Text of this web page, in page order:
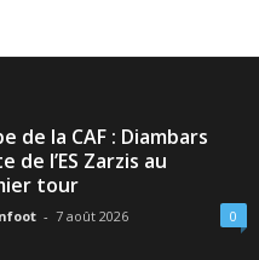
de la CAF : Diambars
de l’ES Zarzis au
tour
- 7 août 2026 0